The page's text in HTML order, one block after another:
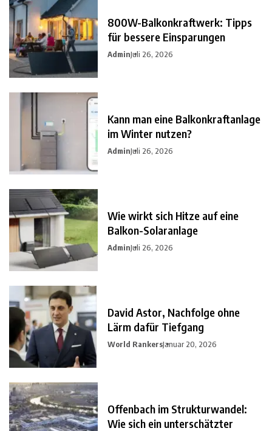
800W-Balkonkraftwerk: Tipps
für bessere Einsparungen
AdminJuli 26, 2026
Kann man eine Balkonkraftanlage
im Winter nutzen?
AdminJuli 26, 2026
Wie wirkt sich Hitze auf eine
Balkon-Solaranlage
AdminJuli 26, 2026
David Astor, Nachfolge ohne
Lärm dafür Tiefgang
World RankersJanuar 20, 2026
Offenbach im Strukturwandel:
Wie sich ein unterschätzter